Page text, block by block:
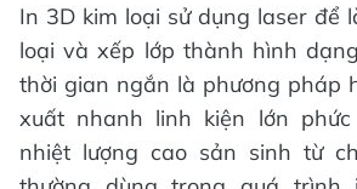
In 3D kim loại sử dụng laser để
loại và xếp lớp thành hình
thời gian ngắn là phương pháp
xuất nhanh linh kiện lớn
nhiệt lượng cao sản sinh từ